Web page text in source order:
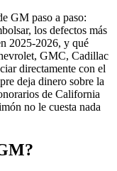
GM paso a paso:
los defectos más
2025-2026, y qué
GMC, Cadillac
directamente con el
deja dinero sobre la
de California
no le cuesta nada